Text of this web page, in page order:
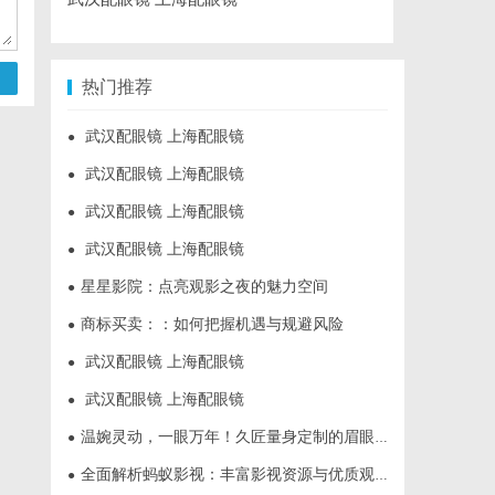
热门推荐
● 武汉配眼镜 上海配眼镜
● 武汉配眼镜 上海配眼镜
● 武汉配眼镜 上海配眼镜
● 武汉配眼镜 上海配眼镜
● 星星影院：点亮观影之夜的魅力空间
● 商标买卖：：如何把握机遇与规避风险
● 武汉配眼镜 上海配眼镜
● 武汉配眼镜 上海配眼镜
● 温婉灵动，一眼万年！久匠量身定制的眉眼唇，才是你整张脸的点睛之笔！淡颜系女生的气质加分项
● 全面解析蚂蚁影视：丰富影视资源与优质观影体验的新时代平台